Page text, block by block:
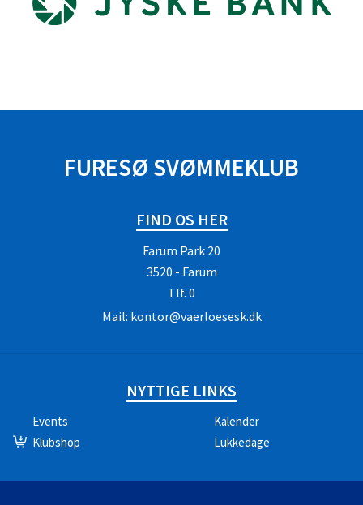
FURESØ SVØMMEKLUB
FIND OS HER
Farum Park 20
3520 - Farum
Tlf. 0
Mail: kontor@vaerloesesk.dk
NYTTIGE LINKS
Events
Kalender
Klubshop
Lukkedage